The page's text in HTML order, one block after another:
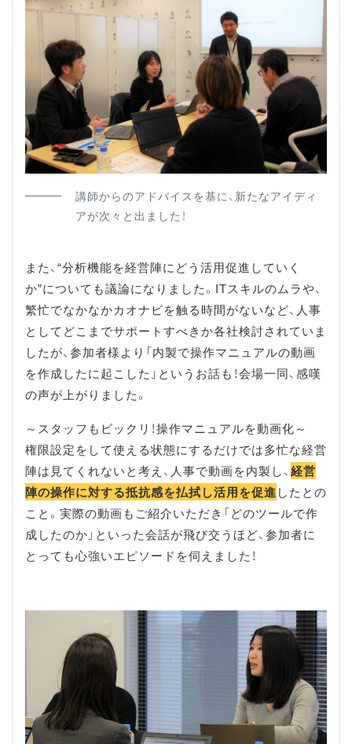
講師からのアドバイスを基に、新たなアイディ
アが次々と出ました！
また、“分析機能を経営陣にどう活用促進していく
か”についても議論になりました。ITスキルのムラや、
繁忙でなかなかカオナビを触る時間がないなど、人事
としてどこまでサポートすべきか各社検討されていま
したが、参加者様より「内製で操作マニュアルの動画
を作成したに起こした」というお話も！会場一同、感嘆
の声が上がりました。
～スタッフもビックリ！操作マニュアルを動画化～
権限設定をして使える状態にするだけでは多忙な経営
陣は見てくれないと考え、人事で動画を内製し、経営
陣の操作に対する抵抗感を払拭し活用を促進したとの
こと。実際の動画もご紹介いただき「どのツールで作
成したのか」といった会話が飛び交うほど、参加者に
とっても心強いエピソードを伺えました！